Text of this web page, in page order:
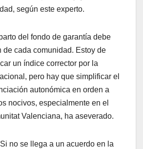
según este experto.
del fondo de garantía debe
de cada comunidad. Estoy de
un índice corrector por la
pero hay que simplificar el
autonómica en orden a
nocivos, especialmente en el
Valenciana, ha aseverado.
no se llega a un acuerdo en la